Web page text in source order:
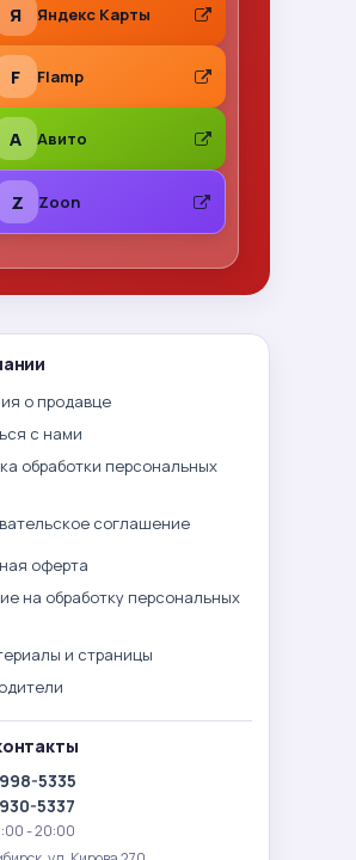
Сделка состоялась · Call of Duty 2: Big Red
One PS2 (sles-53415) (Англ
Все отлично. Фото перед отправкой, хорошо
упаковано. Рекомендую
Я Яндекс Карты
F Flamp
A Авито
Z Zoon
о продавце
с нами
обработки персональных
соглашение
оферта
на обработку персональных
и страницы
5335
5337
- 20:00